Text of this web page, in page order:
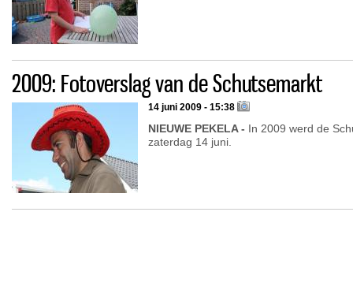
2009: Fotoverslag van de Schutsemarkt
14 juni 2009 - 15:38
NIEUWE PEKELA - In 2009 werd de
zaterdag 14 juni.